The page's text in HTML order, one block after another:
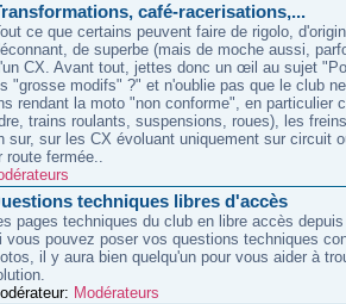
café-racerisations,...
ce que certains peuvent faire de rigolo,
de superbe (mais de moche aussi,
CX. Avant tout, jettes donc un œil au sujet
"grosse modifs" ?" et n'oublie pas que le club
rendant la moto "non conforme", en particulier
trains roulants, suspensions, roues), les
sur, sur les CX évoluant uniquement sur circuit
route fermée..
techniques libres d'accès
pages techniques du club en libre accès
vous pouvez poser vos questions techniques
il y aura bien quelqu'un pour vous aider à
Modérateurs